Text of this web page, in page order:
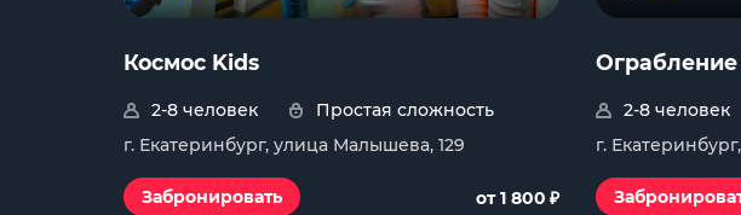
Космос Kids
2-8 человек
Простая сложность
г. Екатеринбург, улица Малышева, 129
Забронировать от 1 800 ₽
Ограбление
2-8 человек
г.